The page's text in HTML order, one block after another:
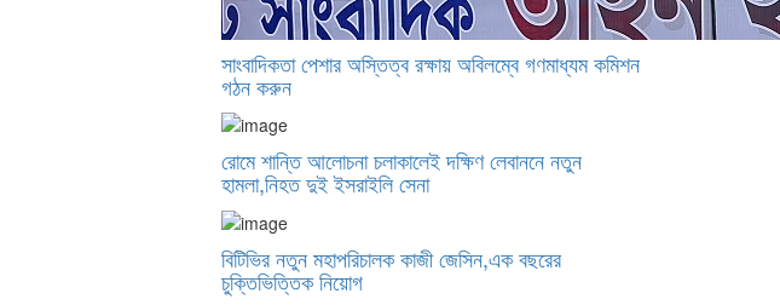
সাংবাদিকতা পেশার অস্তিত্ব রক্ষায় অবিলম্বে গণমাধ্যম কমিশন
গঠন করুন ‎
রোমে শান্তি আলোচনা চলাকালেই দক্ষিণ লেবাননে নতুন
হামলা,নিহত দুই ইসরাইলি সেনা
বিটিভির নতুন মহাপরিচালক কাজী জেসিন,এক বছরের
চুক্তিভিত্তিক নিয়োগ